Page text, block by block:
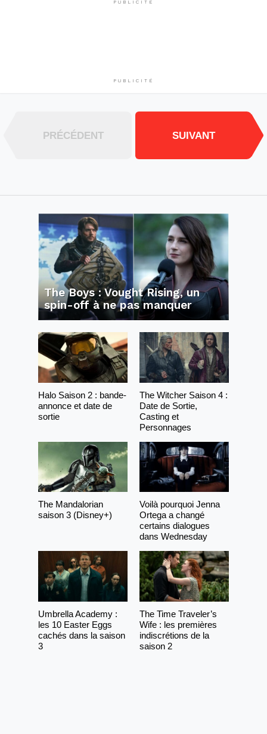
PUBLICITÉ
PUBLICITÉ
PRÉCÉDENT SUIVANT
The Boys : Vought Rising, un
spin-off à ne pas manquer
Halo Saison 2 : bande-
annonce et date de
sortie
The Witcher Saison 4 :
Date de Sortie,
Casting et
Personnages
The Mandalorian
saison 3 (Disney+)
Voilà pourquoi Jenna
Ortega a changé
certains dialogues
dans Wednesday
Umbrella Academy :
les 10 Easter Eggs
cachés dans la saison
3
The Time Traveler’s
Wife : les premières
indiscrétions de la
saison 2